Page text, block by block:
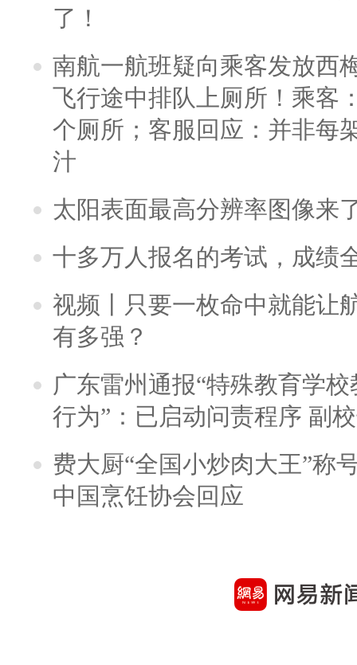
了！
南航一航班疑向乘客发放西
飞行途中排队上厕所！乘客
个厕所；客服回应：并非每
汁
太阳表面最高分辨率图像来
十多万人报名的考试，成绩
视频丨只要一枚命中就能让
有多强？
广东雷州通报“特殊教育学
行为”：已启动问责程序 副
费大厨“全国小炒肉大王”称
中国烹饪协会回应